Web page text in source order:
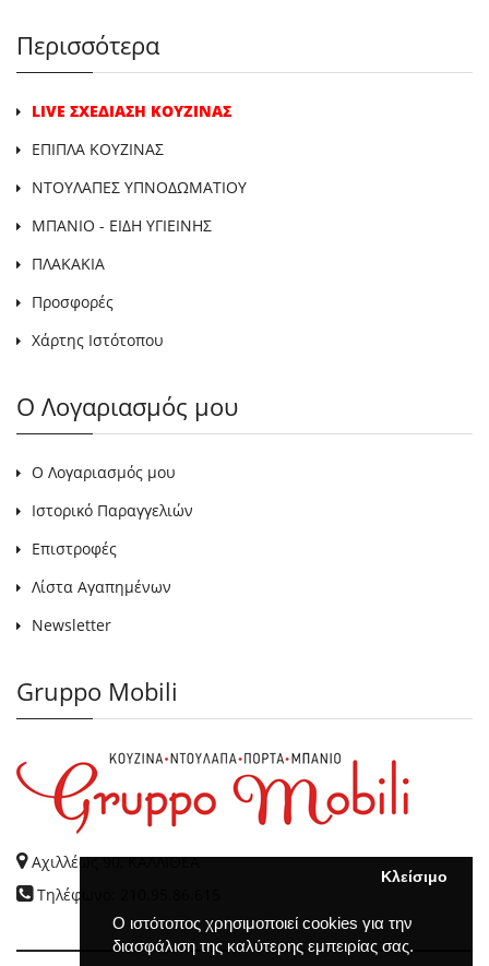
Ο ιστότοπος χρησιμοποιεί cookies για την
διασφάλιση της καλύτερης εμπειρίας σας.
Κλείσιμο
Περισσότερα
LIVE ΣΧΕΔΙΑΣΗ ΚΟΥΖΙΝΑΣ
ΕΠΙΠΛΑ ΚΟΥΖΙΝΑΣ
ΝΤΟΥΛΑΠΕΣ ΥΠΝΟΔΩΜΑΤΙΟΥ
ΜΠΑΝΙΟ - ΕΙΔΗ ΥΓΙΕΙΝΗΣ
ΠΛΑΚΑΚΙΑ
Προσφορές
Χάρτης Ιστότοπου
Ο Λογαριασμός μου
Ο Λογαριασμός μου
Ιστορικό Παραγγελιών
Επιστροφές
Λίστα Αγαπημένων
Newsletter
Gruppo Mobili
Αχιλλέως 90, ΚΑΛΛΙΘΕΑ
Τηλέφωνο: 210.95.86.615